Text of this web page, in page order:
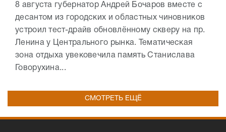
8 августа губернатор Андрей Бочаров вместе с
десантом из городских и областных чиновников
устроил тест-драйв обновлённому скверу на пр.
Ленина у Центрального рынка. Тематическая
зона отдыха увековечила память Станислава
Говорухина...
СМОТРЕТЬ ЕЩЁ